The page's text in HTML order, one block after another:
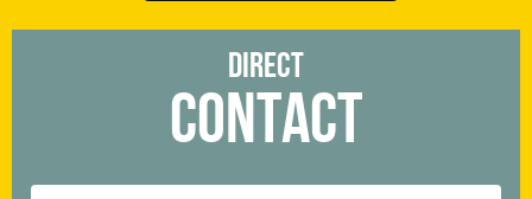
Direct
Contact